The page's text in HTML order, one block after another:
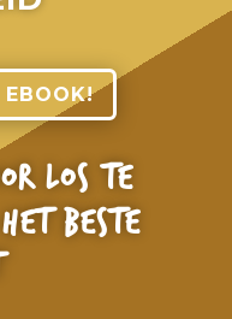
LOS TE
BESTE